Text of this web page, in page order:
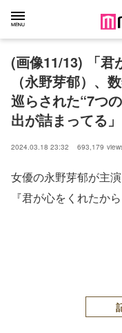
(画像11/13) 「君
（永野芽郁）、
巡らされた“7つ
出が詰まってる」
2024.03.18 23:32 693,179
女優の永野芽郁が主
『君が心をくれたか